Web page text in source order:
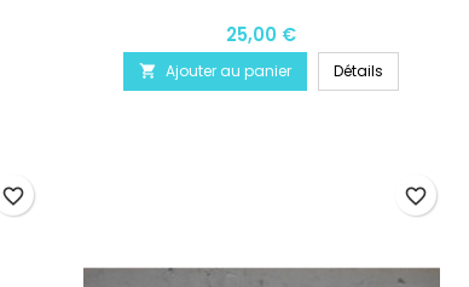
25,00 €
 Ajouter au panier Détails
favorite_border favorite_border